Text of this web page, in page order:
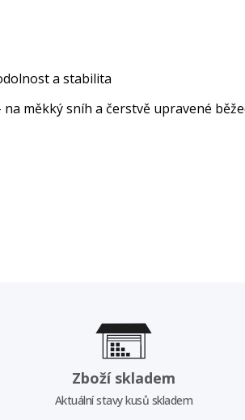
a stabilita
měkký sníh a čerstvě upravené
Zboží skladem
Aktuální stavy kusů skladem